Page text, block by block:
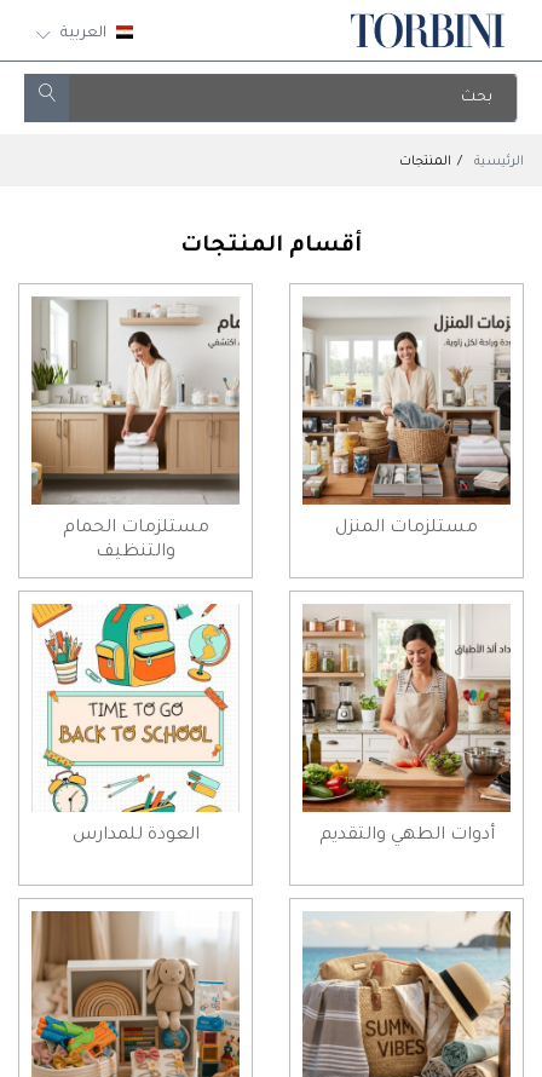
العربية
الرئيسية المنتجات
أقسام المنتجات
مستلزمات المنزل
مستلزمات الحمام
والتنظيف
أدوات الطهي والتقديم العودة للمدارس